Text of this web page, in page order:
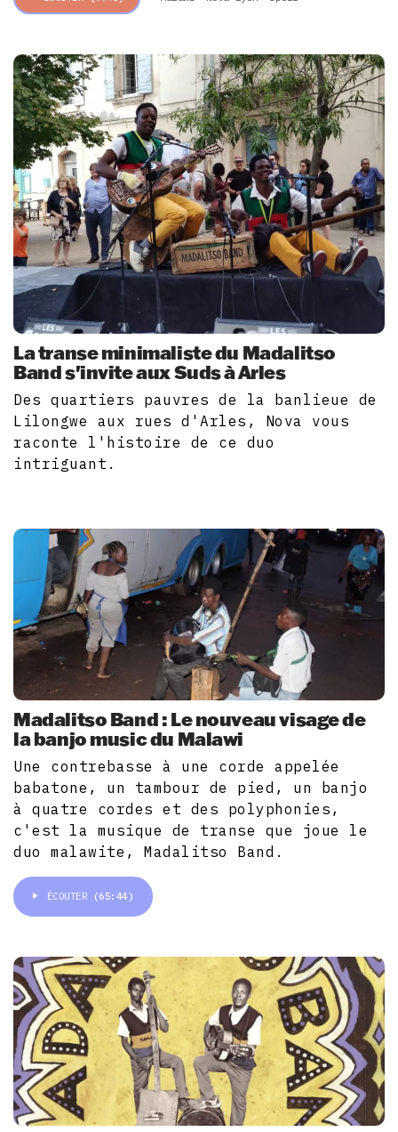
La transe minimaliste du Madalitso
Band s'invite aux Suds à Arles
Des quartiers pauvres de la banlieue de
Lilongwe aux rues d'Arles, Nova vous
raconte l'histoire de ce duo
intriguant.
Madalitso Band : Le nouveau visage de
la banjo music du Malawi
Une contrebasse à une corde appelée
babatone, un tambour de pied, un banjo
à quatre cordes et des polyphonies,
c'est la musique de transe que joue le
duo malawite, Madalitso Band.
ÉCOUTER (65:44)